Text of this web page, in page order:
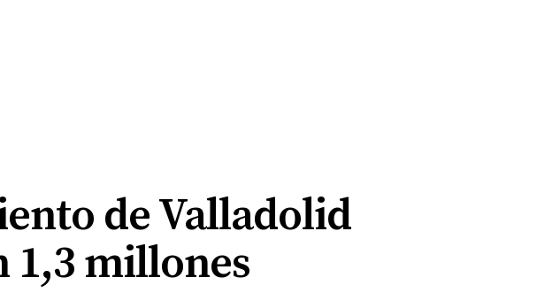
de Valladolid
1,3 millones